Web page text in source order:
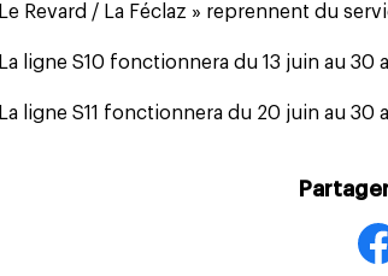
Le Revard / La Féclaz » reprennent du
La ligne S10 fonctionnera du 13 juin au
La ligne S11 fonctionnera du 20 juin au